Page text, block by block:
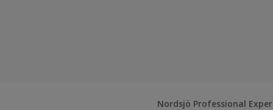
Nordsjö Professional